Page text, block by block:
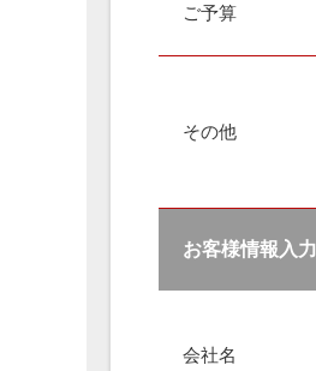
ご予算
その他
お客様情報入力
会社名